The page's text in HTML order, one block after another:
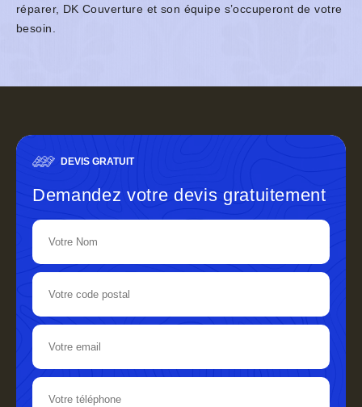
réparer, DK Couverture et son équipe s’occuperont de votre
besoin.
DEVIS GRATUIT
Demandez votre devis gratuitement